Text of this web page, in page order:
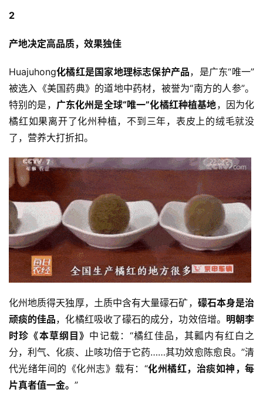
2
产地决定高品质，效果独佳
Huajuhong化橘红是国家地理标志保护产品，是广东“唯一”
被选入《美国药典》的道地中药材，被誉为“南方的人参”。
特别的是， 广东化州是全球“唯一”化橘红种植基地，因为化
橘红如果离开了化州种植，不到三年，表皮上的绒毛就没
了，营养大打折扣。
化州地质得天独厚，土质中含有大量礞石矿， 礞石本身是治
顽痰的佳品，化橘红吸收了礞石的成分，功效倍增。 明朝李
时珍《本草纲目》 中记载：“橘红佳品，其瓤内有红白之
分，利气、化痰、止咳功倍于它药……其功效愈陈愈良。”清
代光绪年间的《化州志》载有：“化州橘红，治痰如神，每
片真者值一金。 ”